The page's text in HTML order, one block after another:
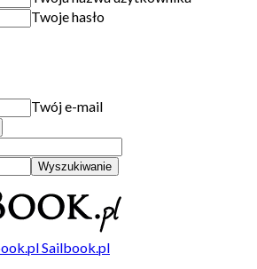
Twoje hasło
Twój e-mail
Sailbook.pl